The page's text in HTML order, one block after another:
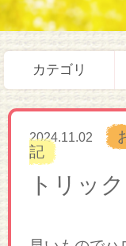
カテゴリ
2024.11.02
記
トリッ